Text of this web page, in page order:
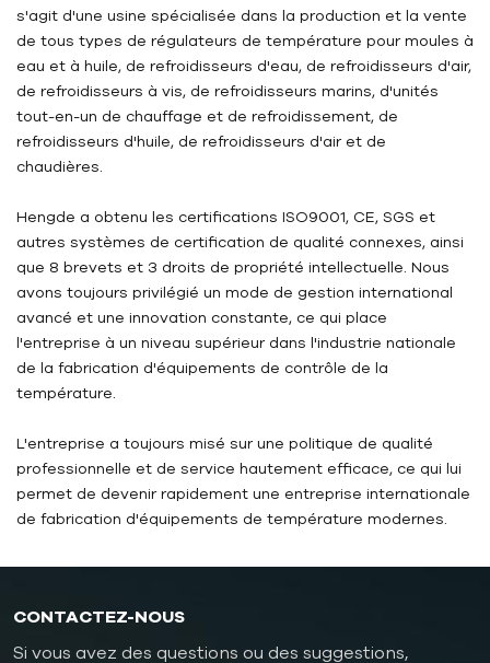
s'agit d'une usine spécialisée dans la production et la vente
de tous types de régulateurs de température pour moules à
eau et à huile, de refroidisseurs d'eau, de refroidisseurs d'air,
de refroidisseurs à vis, de refroidisseurs marins, d'unités
tout-en-un de chauffage et de refroidissement, de
refroidisseurs d'huile, de refroidisseurs d'air et de
chaudières.
Hengde a obtenu les certifications ISO9001, CE, SGS et
autres systèmes de certification de qualité connexes, ainsi
que 8 brevets et 3 droits de propriété intellectuelle. Nous
avons toujours privilégié un mode de gestion international
avancé et une innovation constante, ce qui place
l'entreprise à un niveau supérieur dans l'industrie nationale
de la fabrication d'équipements de contrôle de la
température.
L'entreprise a toujours misé sur une politique de qualité
professionnelle et de service hautement efficace, ce qui lui
permet de devenir rapidement une entreprise internationale
de fabrication d'équipements de température modernes.
CONTACTEZ-NOUS
Si vous avez des questions ou des suggestions,